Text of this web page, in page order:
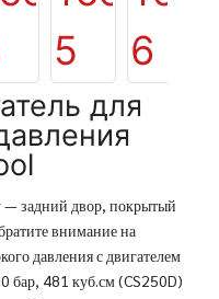
для
— задний двор, покрытый
внимание на
давления с двигателем
бар, 481 куб.см (CS250D)